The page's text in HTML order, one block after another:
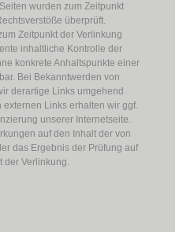
wurden zum Zeitpunkt
überprüft.
Zeitpunkt der Verlinkung
inhaltliche Kontrolle der
konkrete Anhaltspunkte einer
Bei Bekanntwerden von
derartige Links umgehend
Links erhalten wir ggf.
unserer Internetseite.
auf den Inhalt der von
das Ergebnis der Prüfung auf
der Verlinkung.